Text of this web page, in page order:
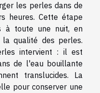
les perles dans de
heures. Cette étape
à toute une nuit, en
qualité des perles.
intervient : il est
de l'eau bouillante
translucides. La
pour conserver une